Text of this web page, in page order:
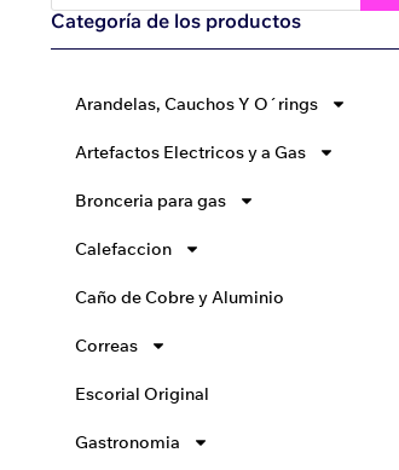
Categoría de los productos
Arandelas, Cauchos Y O´rings
Artefactos Electricos y a Gas
Bronceria para gas
Calefaccion
Caño de Cobre y Aluminio
Correas
Escorial Original
Gastronomia